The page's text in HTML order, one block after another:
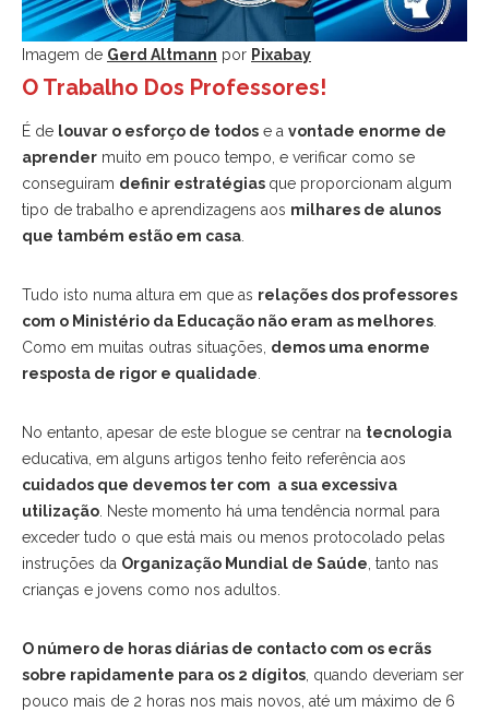
Imagem de Gerd Altmann por Pixabay
O Trabalho Dos Professores!
É de louvar o esforço de todos e a vontade enorme de
aprender muito em pouco tempo, e verificar como se
conseguiram definir estratégias que proporcionam algum
tipo de trabalho e aprendizagens aos milhares de alunos
que também estão em casa.
Tudo isto numa altura em que as relações dos professores
com o Ministério da Educação não eram as melhores.
Como em muitas outras situações, demos uma enorme
resposta de rigor e qualidade.
No entanto, apesar de este blogue se centrar na tecnologia
educativa, em alguns artigos tenho feito referência aos
cuidados que devemos ter com a sua excessiva
utilização. Neste momento há uma tendência normal para
exceder tudo o que está mais ou menos protocolado pelas
instruções da Organização Mundial de Saúde, tanto nas
crianças e jovens como nos adultos.
O número de horas diárias de contacto com os ecrãs
sobre rapidamente para os 2 dígitos, quando deveriam ser
pouco mais de 2 horas nos mais novos, até um máximo de 6